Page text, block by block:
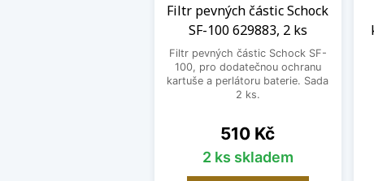
Filtr pevných částic Schock
SF-100 629883, 2 ks
Filtr pevných částic Schock SF-
100, pro dodatečnou ochranu
kartuše a perlátoru baterie. Sada
2 ks.
Cena
510 Kč
2 ks skladem